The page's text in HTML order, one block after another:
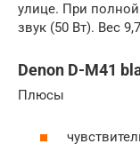
улице. При
звук (50 Вт). Вес
Denon D-M41
Плюсы